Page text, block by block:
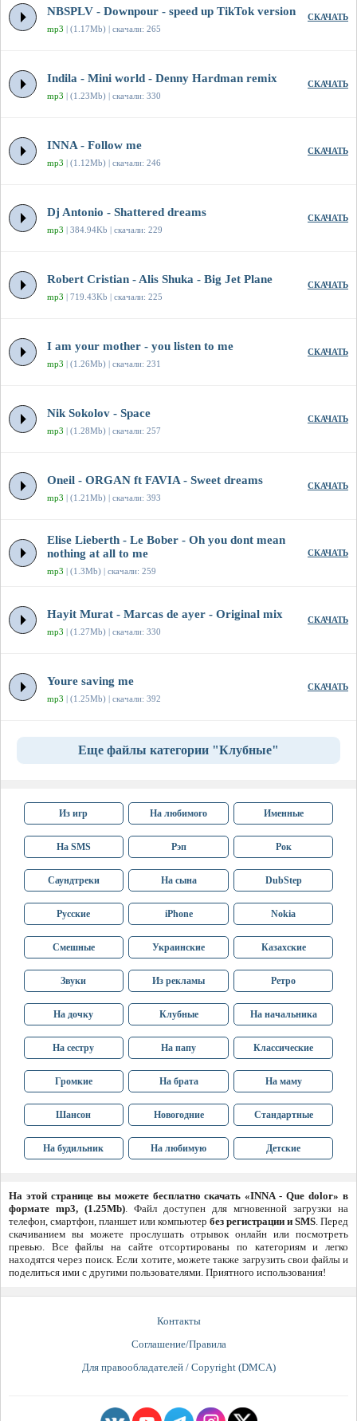
NBSPLV - Downpour - speed up TikTok version
mp3 | (1.17Mb) | скачали: 265
СКАЧАТЬ
Indila - Mini world - Denny Hardman remix
mp3 | (1.23Mb) | скачали: 330
СКАЧАТЬ
INNA - Follow me
mp3 | (1.12Mb) | скачали: 246
СКАЧАТЬ
Dj Antonio - Shattered dreams
mp3 | 384.94Kb | скачали: 229
СКАЧАТЬ
Robert Cristian - Alis Shuka - Big Jet Plane
mp3 | 719.43Kb | скачали: 225
СКАЧАТЬ
I am your mother - you listen to me
mp3 | (1.26Mb) | скачали: 231
СКАЧАТЬ
Nik Sokolov - Space
mp3 | (1.28Mb) | скачали: 257
СКАЧАТЬ
Oneil - ORGAN ft FAVIA - Sweet dreams
mp3 | (1.21Mb) | скачали: 393
СКАЧАТЬ
Elise Lieberth - Le Bober - Oh you dont mean
nothing at all to me
mp3 | (1.3Mb) | скачали: 259
СКАЧАТЬ
Hayit Murat - Marcas de ayer - Original mix
mp3 | (1.27Mb) | скачали: 330
СКАЧАТЬ
Youre saving me
mp3 | (1.25Mb) | скачали: 392
СКАЧАТЬ
Еще файлы категории "Клубные"
Из игр На любимого Именные
На SMS Рэп Рок
Саундтреки На сына DubStep
Русские iPhone Nokia
Смешные Украинские Казахские
Звуки Из рекламы Ретро
На дочку Клубные На начальника
На сестру На папу Классические
Громкие На брата На маму
Шансон Новогодние Стандартные
На будильник На любимую Детские
На этой странице вы можете бесплатно скачать «INNA - Que dolor» в
формате mp3, (1.25Mb). Файл доступен для мгновенной загрузки на
телефон, смартфон, планшет или компьютер без регистрации и SMS. Перед
скачиванием вы можете прослушать отрывок онлайн или посмотреть
превью. Все файлы на сайте отсортированы по категориям и легко
находятся через поиск. Если хотите, можете также загрузить свои файлы и
поделиться ими с другими пользователями. Приятного использования!
Контакты
Соглашение/Правила
Для правообладателей / Copyright (DMCA)